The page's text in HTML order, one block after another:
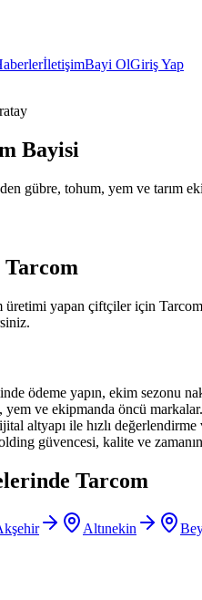
İletişimBayi OlGiriş Yap
Bayisi
gübre, tohum, yem ve tarım
üretimi yapan çiftçiler için
ödeme yapın, ekim sezonu
yem ve ekipmanda öncü markalar.
altyapı ile hızlı değerlendirme
güvencesi, kalite ve
Tarcom
Altınekin